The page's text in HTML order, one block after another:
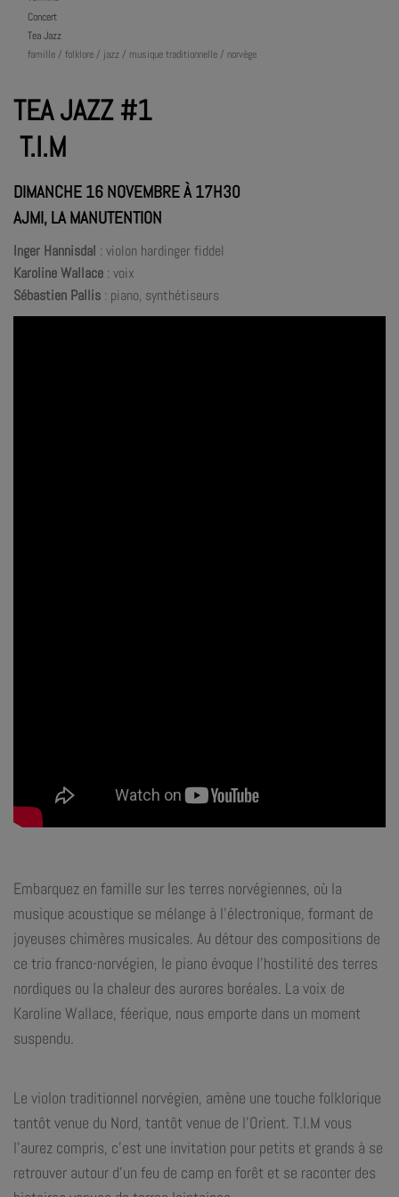
Concert
Tea Jazz
famille / folklore / jazz / musique traditionnelle / norvège
TEA JAZZ #1
T.I.M
DIMANCHE 16 NOVEMBRE À 17H30
AJMI, LA MANUTENTION
Inger Hannisdal : violon hardinger fiddel
Karoline Wallace : voix
Sébastien Pallis : piano, synthétiseurs
Embarquez en famille sur les terres norvégiennes, où la
musique acoustique se mélange à l’électronique, formant de
joyeuses chimères musicales. Au détour des compositions de
ce trio franco-norvégien, le piano évoque l’hostilité des terres
nordiques ou la chaleur des aurores boréales. La voix de
Karoline Wallace, féerique, nous emporte dans un moment
suspendu.
Le violon traditionnel norvégien, amène une touche folklorique
tantôt venue du Nord, tantôt venue de l’Orient. T.I.M vous
l’aurez compris, c’est une invitation pour petits et grands à se
retrouver autour d’un feu de camp en forêt et se raconter des